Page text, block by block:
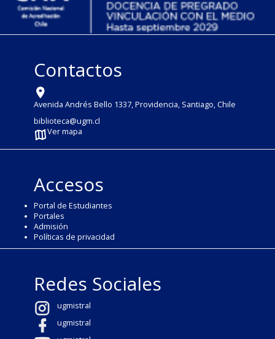
Contactos
Avenida Andrés Bello 1337, Providencia, Santiago, Chile
biblioteca@ugm.cl
Ver mapa
Accesos
Portal de Estudiantes
Portales
Admisión
Políticas de privacidad
Redes Sociales
ugmistral
ugmistral